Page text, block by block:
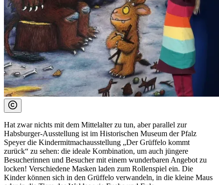
Hat zwar nichts mit dem Mittelalter zu tun, aber parallel zur
Habsburger-Ausstellung ist im Historischen Museum der Pfalz
Speyer die Kindermitmachausstellung „Der Grüffelo kommt
zurück“ zu sehen: die ideale Kombination, um auch jüngere
Besucherinnen und Besucher mit einem wunderbaren Angebot zu
locken! Verschiedene Masken laden zum Rollenspiel ein. Die
Kinder können sich in den Grüffelo verwandeln, in die kleine Maus